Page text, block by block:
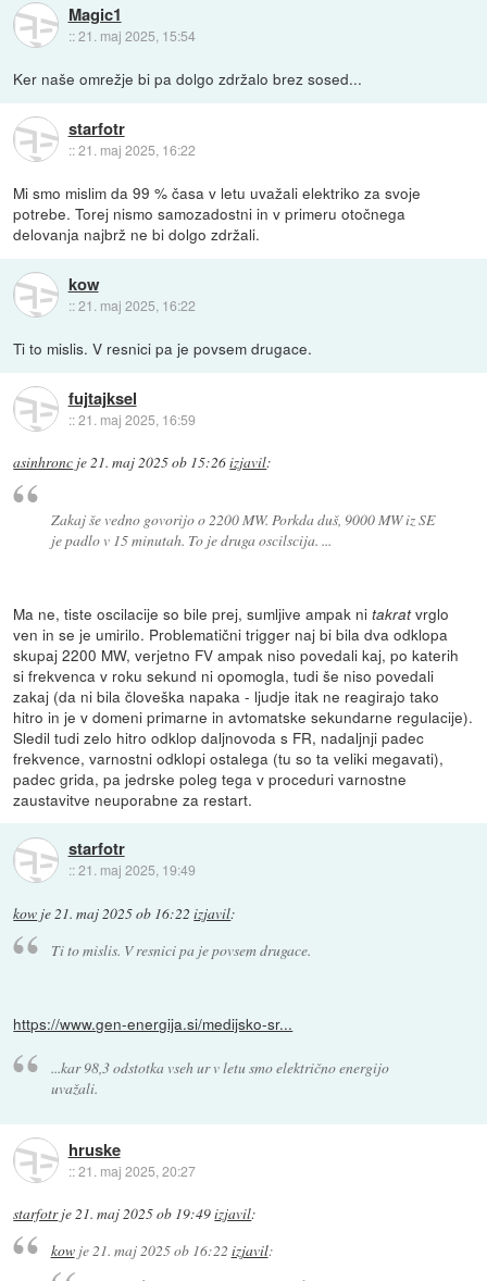
Magic1
::21. maj 2025, 15:54
Ker naše omrežje bi pa dolgo zdržalo brez sosed...
starfotr
::21. maj 2025, 16:22
Mi smo mislim da 99 % časa v letu uvažali elektriko za svoje
potrebe. Torej nismo samozadostni in v primeru otočnega
delovanja najbrž ne bi dolgo zdržali.
kow
::21. maj 2025, 16:22
Ti to mislis. V resnici pa je povsem drugace.
fujtajksel
::21. maj 2025, 16:59
asinhronc je21. maj 2025 ob 15:26izjavil:
Zakaj še vedno govorijo o 2200 MW. Porkda duš, 9000 MW iz SE
je padlo v 15 minutah. To je druga oscilscija. ...
Ma ne, tiste oscilacije so bile prej, sumljive ampak nitakratvrglo
ven in se je umirilo. Problematični trigger naj bi bila dva odklopa
skupaj 2200 MW, verjetno FV ampak niso povedali kaj, po katerih
si frekvenca v roku sekund ni opomogla, tudi še niso povedali
zakaj (da ni bila človeška napaka - ljudje itak ne reagirajo tako
hitro in je v domeni primarne in avtomatske sekundarne regulacije).
Sledil tudi zelo hitro odklop daljnovoda s FR, nadaljnji padec
frekvence, varnostni odklopi ostalega (tu so ta veliki megavati),
padec grida, pa jedrske poleg tega v proceduri varnostne
zaustavitve neuporabne za restart.
starfotr
::21. maj 2025, 19:49
kow je21. maj 2025 ob 16:22 izjavil:
Ti to mislis. V resnici pa je povsem drugace.
https://www.gen-energija.si/medijsko-sr...
...kar 98,3 odstotka vseh ur v letu smo električno energijo
uvažali.
hruske
::21. maj 2025, 20:27
starfotrje21. maj 2025 ob 19:49izjavil:
kowje 21. maj 2025 ob 16:22 izjavil: